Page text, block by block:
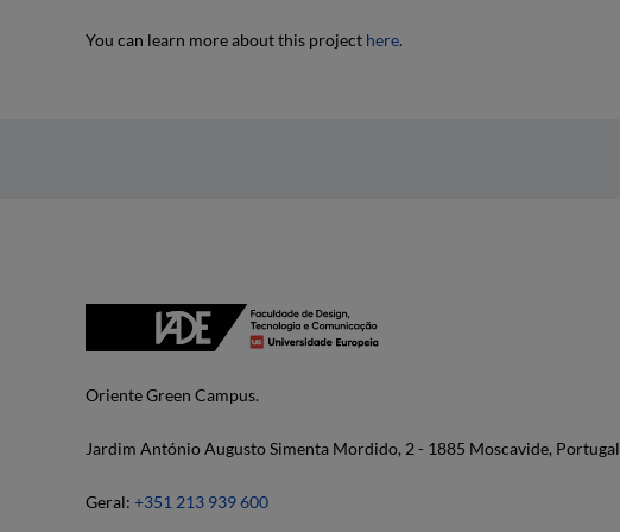
You can learn more about this project here.
Oriente Green Campus.
Jardim António Augusto Simenta Mordido, 2 - 1885 Moscavide, Portugal
Geral: +351 213 939 600